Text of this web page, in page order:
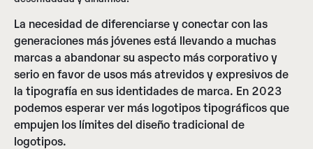
La necesidad de diferenciarse y conectar con las
generaciones más jóvenes está llevando a muchas
marcas a abandonar su aspecto más corporativo y
serio en favor de usos más atrevidos y expresivos de
la tipografía en sus identidades de marca. En 2023
podemos esperar ver más logotipos tipográficos que
empujen los límites del diseño tradicional de
logotipos.